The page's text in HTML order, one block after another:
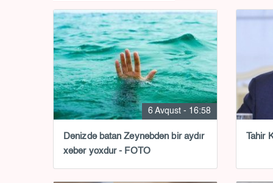
6 Avqust - 16:58
Dənizdə batan Zeynəbdən bir aydır
xəbər yoxdur - FOTO
Tahir